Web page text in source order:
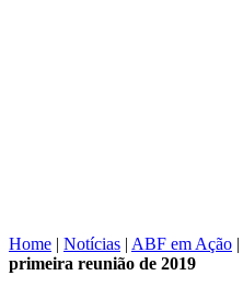
Home | Notícias | ABF em Ação |
primeira reunião de 2019